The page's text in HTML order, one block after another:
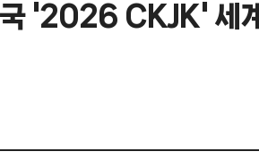
'2026 CKJK' 세